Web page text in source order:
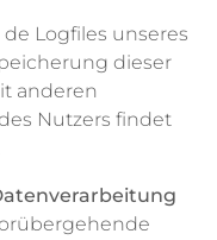
Logfiles unseres
dieser
anderen
Nutzers findet